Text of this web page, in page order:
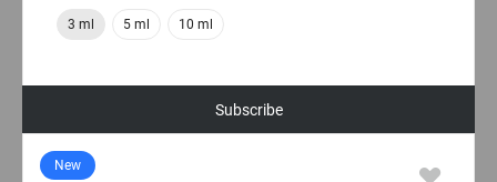
3 ml 5 ml 10 ml
Subscribe
New